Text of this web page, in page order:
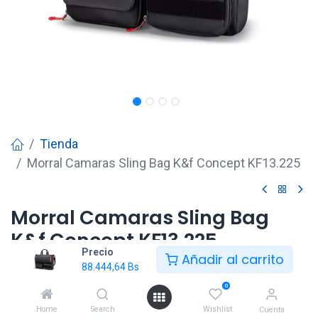
Precio
88.444,64Bs Añadir al carrito
Home Search
0
Wishlist Cuenta
Tienda
Morral Camaras Sling Bag K&f Concept KF13.225
Morral Camaras Sling Bag
K&f Concept KF13.225
88.444,64Bs